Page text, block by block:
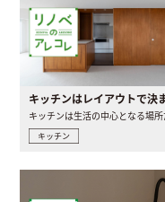
キッチン